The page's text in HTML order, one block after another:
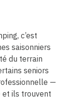
c’est
saisonniers
du terrain
seniors
—
et ils trouvent